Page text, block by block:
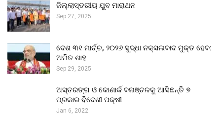
ଜିଲ୍ଲାସ୍ତରୀୟ ଯୁବ ମାରାଥନ
Sep 27, 2025
ଦେଶ ୩୧ ମାର୍ଚ୍ଚ, ୨୦୨୬ ସୁଦ୍ଧା ନକ୍ସଲବାଦ ମୁକ୍ତ ହେବ:
ଅମିତ ଶାହ
Sep 29, 2025
ଅସ୍ତରଙ୍ଗ ଓ କୋଣାର୍କ ବନାଞ୍ଚଳକୁ ଆସିଛନ୍ତି ୭
ପ୍ରକାର ବିଦେଶୀ ପକ୍ଷୀ
Jan 6, 2022